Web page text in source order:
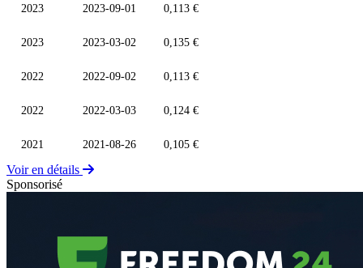
2023 2023-09-01 0,113 €
2023 2023-03-02 0,135 €
2022 2022-09-02 0,113 €
2022 2022-03-03 0,124 €
2021 2021-08-26 0,105 €
Voir en détails
Sponsorisé